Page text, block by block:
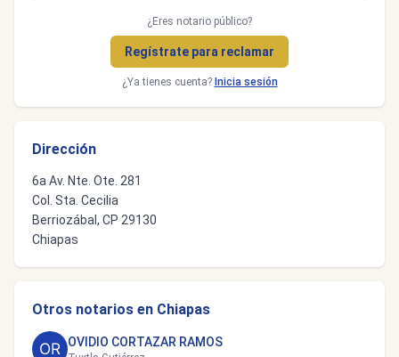
¿Eres notario público?
Regístrate para reclamar
¿Ya tienes cuenta? Inicia sesión
Dirección
6a Av. Nte. Ote. 281
Col. Sta. Cecilia
Berriozábal, CP 29130
Chiapas
Otros notarios en Chiapas
OVIDIO CORTAZAR RAMOS